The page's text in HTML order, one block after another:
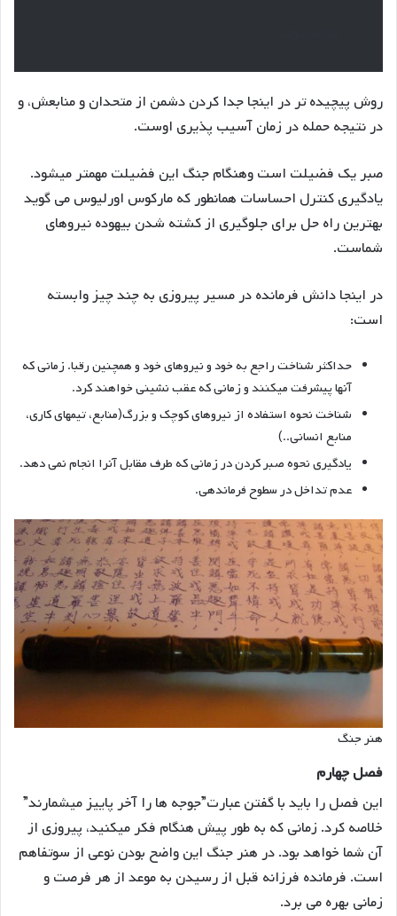
روش پیچیده تر در اینجا جدا کردن دشمن از متحدان و منابعش، و
در نتیجه حمله در زمان آسیب پذیری اوست.
صبر یک فضیلت است وهنگام جنگ این فضیلت مهمتر میشود.
یادگیری کنترل احساسات همانطور که مارکوس اورلیوس می گوید
بهترین راه حل برای جلوگیری از کشته شدن بیهوده نیروهای
شماست.
در اینجا دانش فرمانده در مسیر پیروزی به چند چیز وابسته
است:
حداکثر شناخت راجع به خود و نیروهای خود و همچنین رقبا. زمانی که
آنها پیشرفت میکنند و زمانی که عقب نشینی خواهند کرد.
شناخت نحوه استفاده از نیروهای کوچک و بزرگ(منابع، تیمهای کاری،
منابع انسانی..)
یادگیری نحوه صبر کردن در زمانی که طرف مقابل آنرا انجام نمی دهد.
عدم تداخل در سطوح فرماندهی.
هنر جنگ
فصل چهارم
این فصل را باید با گفتن عبارت”جوجه ها را آخر پاییز میشمارند”
خلاصه کرد. زمانی که به طور پیش هنگام فکر میکنید، پیروزی از
آن شما خواهد بود. در هنر جنگ این واضح بودن نوعی از سوتفاهم
است. فرمانده فرزانه قبل از رسیدن به موعد از هر فرصت و
زمانی بهره می برد.